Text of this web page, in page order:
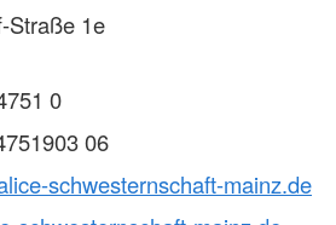
Straße 1e
0
06
schwesternschaft-mainz.de